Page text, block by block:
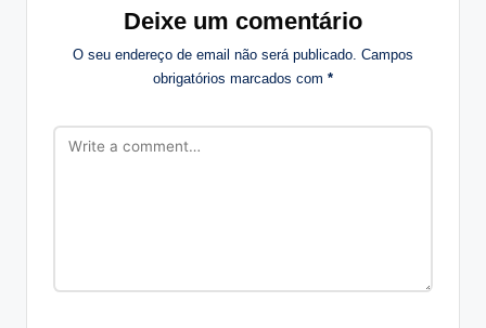
Deixe um comentário
O seu endereço de email não será publicado. Campos
obrigatórios marcados com *